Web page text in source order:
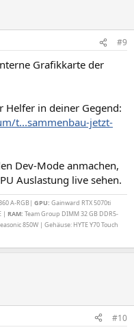
#9
Grafikkarte der
Helfer in deiner Gegend:
t...sammenbau-jetzt-
Dev-Mode anmachen,
Auslastung live sehen.
A-RGB| GPU: Gainward RTX 5070ti
| RAM: Team Group DIMM 32 GB DDR5-
850W | Gehäuse: HYTE Y70 Touch
#10